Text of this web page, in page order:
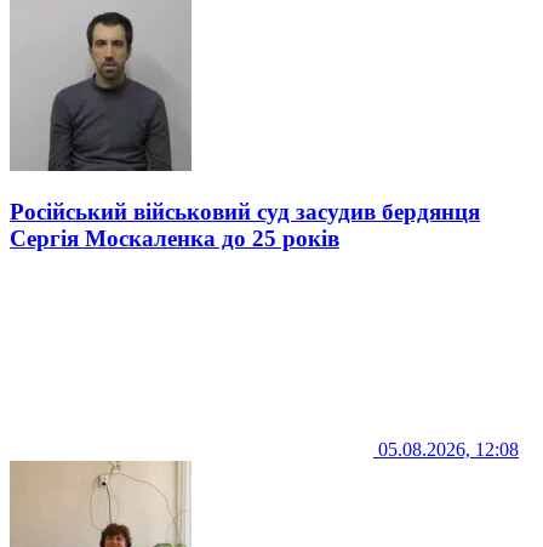
Російський військовий суд засудив бердянця
Сергія Москаленка до 25 років
05.08.2026, 12:08